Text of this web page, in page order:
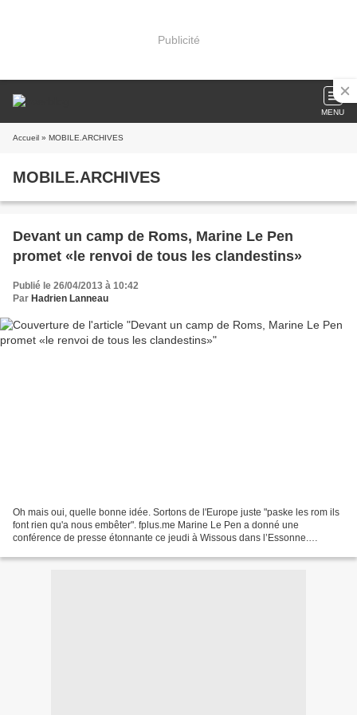
Publicité
MENU
Accueil » MOBILE.ARCHIVES
MOBILE.ARCHIVES
Devant un camp de Roms, Marine Le Pen
promet «le renvoi de tous les clandestins»
Publié le 26/04/2013 à 10:42
Par Hadrien Lanneau
Oh mais oui, quelle bonne idée. Sortons de l'Europe juste "paske les rom ils
font rien qu'a nous embêter". fplus.me Marine Le Pen a donné une
conférence de presse étonnante ce jeudi à Wissous dans l’Essonne.